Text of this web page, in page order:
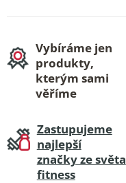
Vybíráme jen
produkty,
kterým sami
věříme
Zastupujeme
najlepší
značky ze světa
fitness